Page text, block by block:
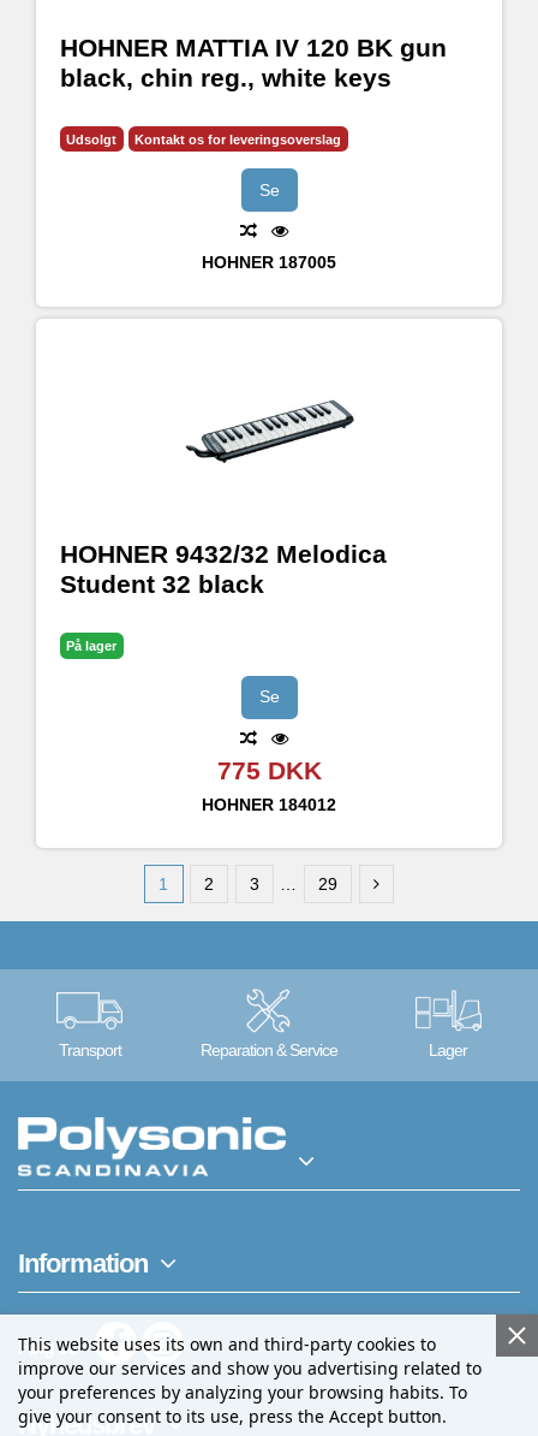
HOHNER MATTIA IV 120 BK gun
black, chin reg., white keys
Udsolgt Kontakt os for leveringsoverslag
Se
HOHNER 187005
HOHNER 9432/32 Melodica
Student 32 black
På lager
Se
775 DKK
HOHNER 184012
1 2 3 29
Transport Reparation & Service Lager
Information
This website uses its own and third-party cookies to
improve our services and show you advertising related to
your preferences by analyzing your browsing habits. To
give your consent to its use, press the Accept button.
Følg os
Nyhedsbrev